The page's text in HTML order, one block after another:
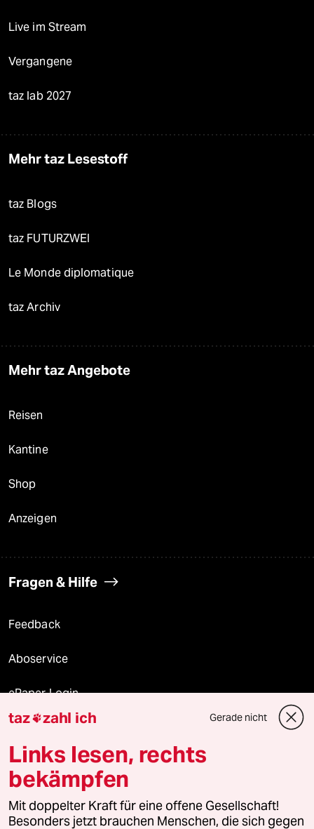
Live im Stream
Vergangene
taz lab 2027
Mehr taz Lesestoff
taz Blogs
taz FUTURZWEI
Le Monde diplomatique
taz Archiv
Mehr taz Angebote
Reisen
Kantine
Shop
Anzeigen
Fragen & Hilfe
Feedback
Aboservice
ePaper Login
Downloads für Abonnierende
© 2026 taz Verlags und Vertriebs GmbH
Alle Rechte vorbehalten. Bei rechtlichen Fragen oder für Genehmigungen
wenden Sie sich bitte an
lizenzen@taz.de
taz zahl ich Gerade nicht
Links lesen, rechts
bekämpfen
Mit doppelter Kraft für eine offene Gesellschaft!
Besonders jetzt brauchen Menschen, die sich gegen